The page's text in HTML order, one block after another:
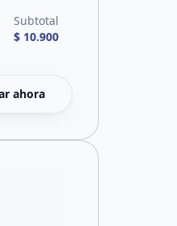
Subtotal
$ 10.900
ahora